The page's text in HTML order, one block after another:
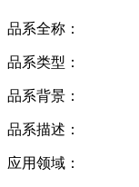
品系全称：
品系类型：
品系背景：
品系描述：
应用领域：